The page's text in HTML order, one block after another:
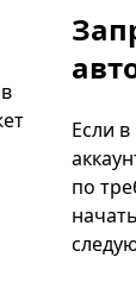
Если
по